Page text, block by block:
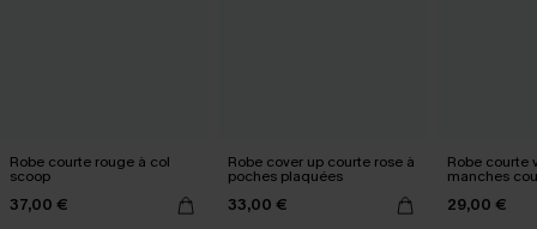
Robe courte rouge à col
scoop
37,00 €
Robe cover up courte rose à
poches plaquées
33,00 €
Robe courte
manches
29,00 €